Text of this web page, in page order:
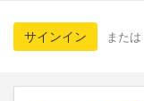
サインイン または